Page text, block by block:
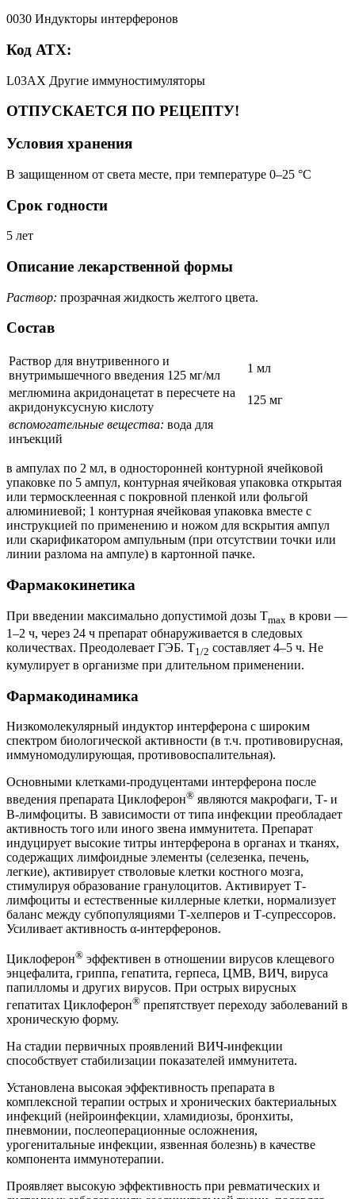
0030 Индукторы интерферонов
Код АТХ:
L03AX Другие иммуностимуляторы
ОТПУСКАЕТСЯ ПО РЕЦЕПТУ!
Условия хранения
В защищенном от света месте, при температуре 0–25 °C
Срок годности
5 лет
Описание лекарственной формы
Раствор: прозрачная жидкость желтого цвета.
Состав
Раствор для внутривенного и
внутримышечного введения 125 мг/мл
1 мл
меглюмина акридонацетат в пересчете на
акридонуксусную кислоту
125 мг
вспомогательные вещества: вода для
инъекций
в ампулах по 2 мл, в односторонней контурной ячейковой
упаковке по 5 ампул, контурная ячейковая упаковка открытая
или термосклеенная с покровной пленкой или фольгой
алюминиевой; 1 контурная ячейковая упаковка вместе с
инструкцией по применению и ножом для вскрытия ампул
или скарификатором ампульным (при отсутствии точки или
линии разлома на ампуле) в картонной пачке.
Фармакокинетика
При введении максимально допустимой дозы Tmax в крови —
1–2 ч, через 24 ч препарат обнаруживается в следовых
количествах. Преодолевает ГЭБ. T1/2 составляет 4–5 ч. Не
кумулирует в организме при длительном применении.
Фармакодинамика
Низкомолекулярный индуктор интерферона с широким
спектром биологической активности (в т.ч. противовирусная,
иммуномодулирующая, противовоспалительная).
Основными клетками-продуцентами интерферона после
введения препарата Циклоферон® являются макрофаги, Т- и
В-лимфоциты. В зависимости от типа инфекции преобладает
активность того или иного звена иммунитета. Препарат
индуцирует высокие титры интерферона в органах и тканях,
содержащих лимфоидные элементы (селезенка, печень,
легкие), активирует стволовые клетки костного мозга,
стимулируя образование гранулоцитов. Активирует Т-
лимфоциты и естественные киллерные клетки, нормализует
баланс между субпопуляциями Т-хелперов и Т-супрессоров.
Усиливает активность α-интерферонов.
Циклоферон® эффективен в отношении вирусов клещевого
энцефалита, гриппа, гепатита, герпеса, ЦМВ, ВИЧ, вируса
папилломы и других вирусов. При острых вирусных
гепатитах Циклоферон® препятствует переходу заболеваний в
хроническую форму.
На стадии первичных проявлений ВИЧ-инфекции
способствует стабилизации показателей иммунитета.
Установлена высокая эффективность препарата в
комплексной терапии острых и хронических бактериальных
инфекций (нейроинфекции, хламидиозы, бронхиты,
пневмонии, послеоперационные осложнения,
урогенитальные инфекции, язвенная болезнь) в качестве
компонента иммунотерапии.
Проявляет высокую эффективность при ревматических и